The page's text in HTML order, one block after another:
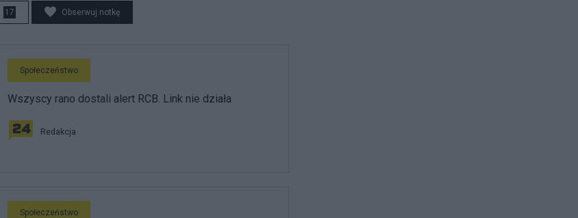
17 Obserwuj notkę
Społeczeństwo
Wszyscy rano dostali alert RCB. Link nie działa
Redakcja
Społeczeństwo